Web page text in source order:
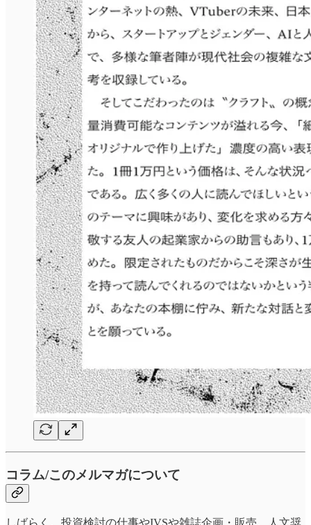
コラム/このメルマガについて
しばらく、投資検討の仕事やIVSや雑誌企画・販売、人文奨